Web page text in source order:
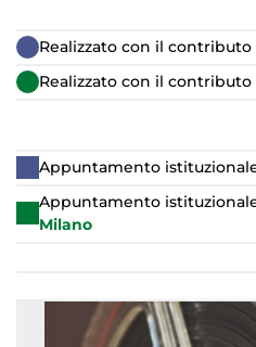
Realizzato con il contributo
Realizzato con il contributo
Appuntamento
Appuntamento
Milano